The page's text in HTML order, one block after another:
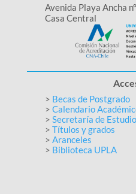
Avenida Playa Ancha
Casa Central
> Becas de Postgrado
> Calendario
> Secretaría de
> Títulos y grados
> Aranceles
> Biblioteca UPLA